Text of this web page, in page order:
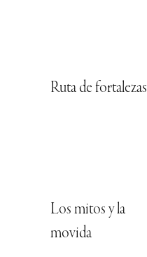
Ruta de fortalezas
Los mitos y la
movida